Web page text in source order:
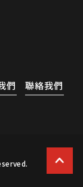
們 聯絡我們